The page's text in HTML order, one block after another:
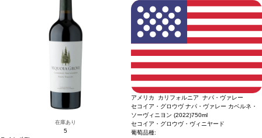
り、2015年6月にグループ会社の社長に就任する。最近ペサック・レオニャンAOP
70年近くワイン造りに人生を捧げた。1987年にペサック・レオニャンAOP（原産
地保護呼称）を創設し、現在では赤・白用葡萄栽培に最適な土地として非常に有
名。息子のジャック・リュルトンが、現在家族が所有するワイナリーを運営してお
り、2015年6月にグループ会社の社長に就任する。最近ペサック・レオニャンAOP
在庫あり
5
アメリカ カリフォルニア ナパ・ヴァレー
セコイア・グロウヴ ナパ・ヴァレー カベルネ・
ソーヴィニヨン (2022)750ml
セコイア・グロウヴ・ヴィニヤード
葡萄品種: